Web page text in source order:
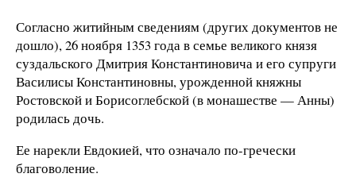
Согласно житийным сведениям (других документов не
дошло), 26 ноября 1353 года в семье великого князя
суздальского Дмитрия Константиновича и его супруги
Василисы Константиновны, урожденной княжны
Ростовской и Борисоглебской (в монашестве — Анны)
родилась дочь.
Ее нарекли Евдокией, что означало по-гречески
благоволение.